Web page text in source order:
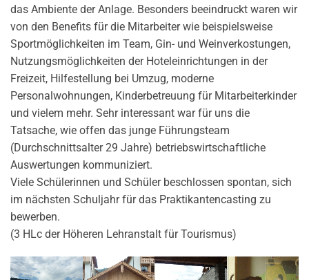
das Ambiente der Anlage. Besonders beeindruckt waren wir
von den Benefits für die Mitarbeiter wie beispielsweise
Sportmöglichkeiten im Team, Gin- und Weinverkostungen,
Nutzungsmöglichkeiten der Hoteleinrichtungen in der
Freizeit, Hilfestellung bei Umzug, moderne
Personalwohnungen, Kinderbetreuung für Mitarbeiterkinder
und vielem mehr. Sehr interessant war für uns die
Tatsache, wie offen das junge Führungsteam
(Durchschnittsalter 29 Jahre) betriebswirtschaftliche
Auswertungen kommuniziert.
Viele Schülerinnen und Schüler beschlossen spontan, sich
im nächsten Schuljahr für das Praktikantencasting zu
bewerben.
(3 HLc der Höheren Lehranstalt für Tourismus)